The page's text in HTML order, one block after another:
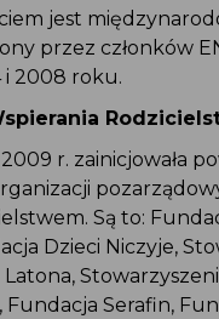
jest
przez członków
i 2008 roku.
r. zainicjowała
Są to:
Dzieci Niczyje,
Fundacja Serafin,